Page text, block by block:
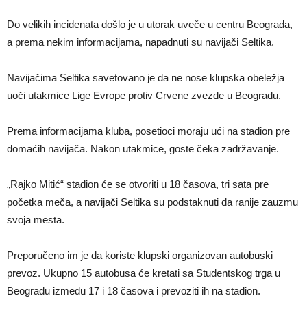
Do velikih incidenata došlo je u utorak uveče u centru Beograda,
a prema nekim informacijama, napadnuti su navijači Seltika.
Navijačima Seltika savetovano je da ne nose klupska obeležja
uoči utakmice Lige Evrope protiv Crvene zvezde u Beogradu.
Prema informacijama kluba, posetioci moraju ući na stadion pre
domaćih navijača. Nakon utakmice, goste čeka zadržavanje.
„Rajko Mitić“ stadion će se otvoriti u 18 časova, tri sata pre
početka meča, a navijači Seltika su podstaknuti da ranije zauzmu
svoja mesta.
Preporučeno im je da koriste klupski organizovan autobuski
prevoz. Ukupno 15 autobusa će kretati sa Studentskog trga u
Beogradu između 17 i 18 časova i prevoziti ih na stadion.